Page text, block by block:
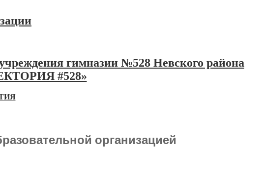
ции
гимназии №528 Невского района
#528»
организацией